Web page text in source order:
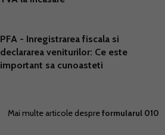
PFA - Inregistrarea fiscala si
declararea veniturilor: Ce este
important sa cunoasteti
Mai multe articole despreformularul 010